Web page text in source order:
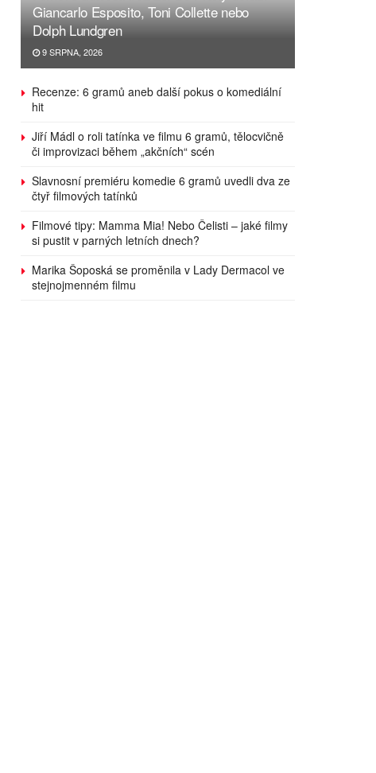
Giancarlo Esposito, Toni Collette nebo
Dolph Lundgren
9 SRPNA, 2026
Recenze: 6 gramů aneb další pokus o komediální
hit
Jiří Mádl o roli tatínka ve filmu 6 gramů, tělocvičně
či improvizaci během „akčních“ scén
Slavnosní premiéru komedie 6 gramů uvedli dva ze
čtyř filmových tatínků
Filmové tipy: Mamma Mia! Nebo Čelisti – jaké filmy
si pustit v parných letních dnech?
Marika Šoposká se proměnila v Lady Dermacol ve
stejnojmenném filmu